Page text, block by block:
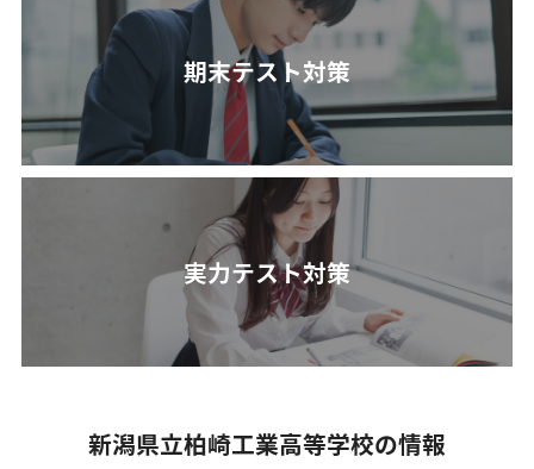
期末テスト対策
実力テスト対策
新潟県立柏崎工業高等学校の情報